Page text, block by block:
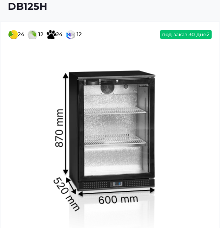
DB125H
24 12 24 12 под заказ 30 дней